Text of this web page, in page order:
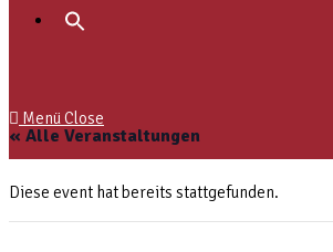
for:
MenüClose
« Alle Veranstaltungen
Diese event hat bereits stattgefunden.